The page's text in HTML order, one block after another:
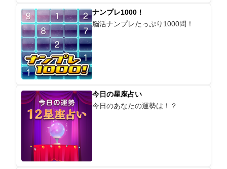
ナンプレ1000！
脳活ナンプレたっぷり1000問！
今日の星座占い
今日のあなたの運勢は！？